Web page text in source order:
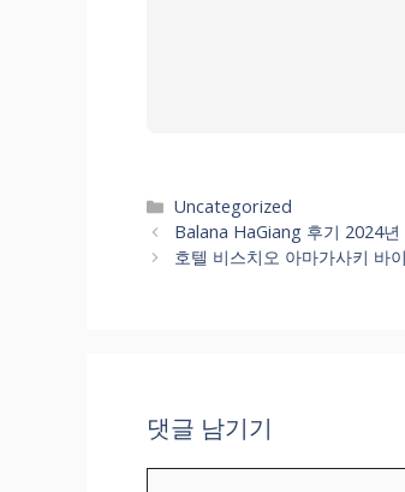
카
테
고
Uncategorized
Balana HaGiang 후기 2024
호텔 비스치오 아마가사키 바
댓글 남기기